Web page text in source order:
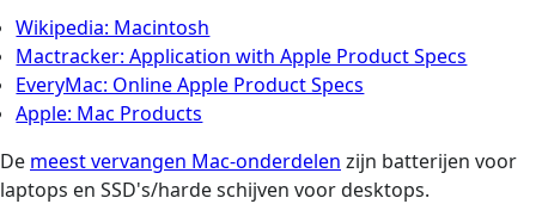
Wikipedia: Macintosh
Mactracker: Application with Apple Product Specs
EveryMac: Online Apple Product Specs
Apple: Mac Products
De meest vervangen Mac-onderdelen zijn batterijen voor
laptops en SSD's/harde schijven voor desktops.